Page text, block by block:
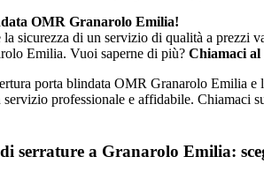
OMR Granarolo Emilia!
sicurezza di un servizio di qualità a prezzi
Emilia. Vuoi saperne di più? Chiamaci al
porta blindata OMR Granarolo Emilia e
professionale e affidabile. Chiamaci
serrature a Granarolo Emilia: